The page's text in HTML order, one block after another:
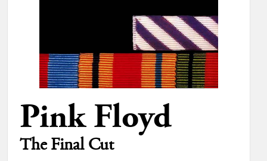
Pink Floyd
The Final Cut